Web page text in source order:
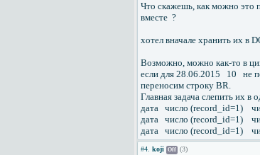
Что скажешь, как можно это
вместе ?
хотел вначале хранить их в
Возможно, можно как-то в
если для 28.06.2015 10 не
переносим строку BR.
Главная задача слепить их в
дата число (record_id=1)
дата число (record_id=1)
дата число (record_id=1)
#4. koji Off (3)